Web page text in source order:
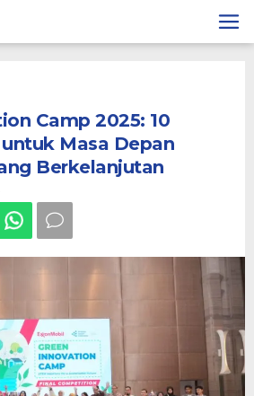
Camp 2025: 10
Masa Depan
Berkelanjutan